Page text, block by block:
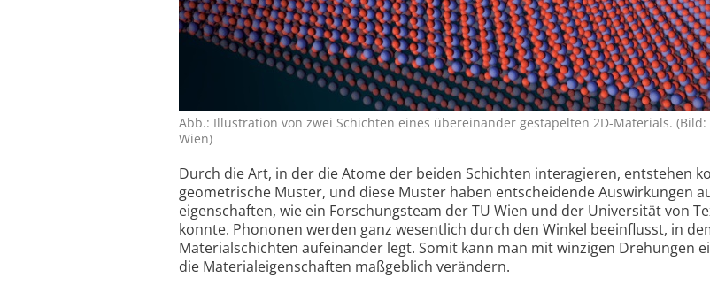
Abb.: Illustration von zwei Schichten eines übereinander gestapelten 2D-Materials. (Bild:
Wien)
Durch die Art, in der die Atome der beiden Schichten interagieren, entstehen
geometrische Muster, und diese Muster haben entscheidende Auswirkungen
eigenschaften, wie ein Forschungs­team der TU Wien und der Universität von
konnte. Phononen werden ganz wesentlich durch den Winkel beeinflusst, in
Material­schichten aufeinander legt. Somit kann man mit winzigen Drehungen
die Material­eigenschaften maßgeblich verändern.